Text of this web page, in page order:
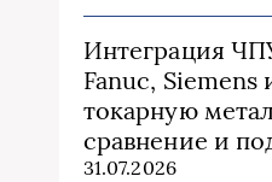
Интеграция
Fanuc, Siemens
токарную
сравнение и
31.07.2026